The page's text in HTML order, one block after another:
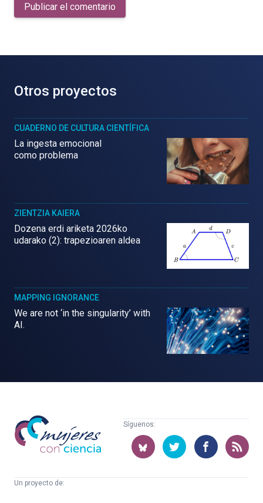
Publicar el comentario
Otros proyectos
CUADERNO DE CULTURA CIENTÍFICA
La ingesta emocional
como problema
ZIENTZIA KAIERA
Dozena erdi ariketa 2026ko
udarako (2): trapezioaren aldea
MAPPING IGNORANCE
We are not ‘in the singularity’ with
AI.
Mujeres
con
ciencia
Síguenos:
Un proyecto de: